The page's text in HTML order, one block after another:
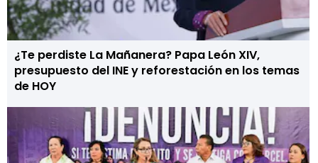
¿Te perdiste La Mañanera? Papa León XIV,
presupuesto del INE y reforestación en los temas
de HOY